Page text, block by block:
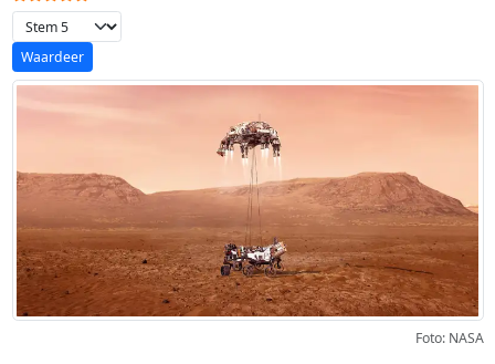
Voeg waardering toe
Foto: NASA